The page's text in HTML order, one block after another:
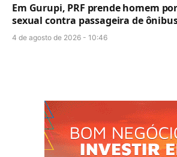
Em Gurupi, PRF prende homem
sexual contra passageira de
4 de agosto de 2026 - 10:46